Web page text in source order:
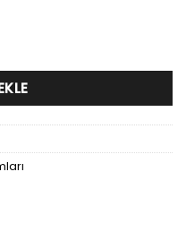
1 Ay / 10 İndirme adet